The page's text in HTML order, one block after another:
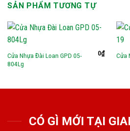
SẢN PHẨM TƯƠNG TỰ
Cửa Nhựa Đài Loan GPD 05-
804Lg
0₫ Cửa
CÓ GÌ MỚI TẠI